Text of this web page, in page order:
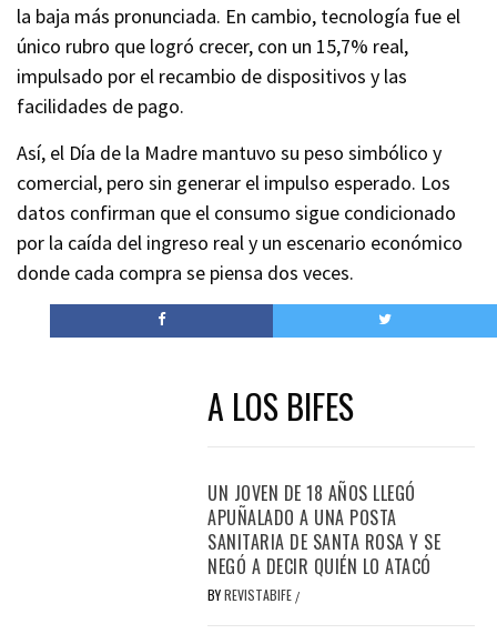
la baja más pronunciada. En cambio, tecnología fue el
único rubro que logró crecer, con un 15,7% real,
impulsado por el recambio de dispositivos y las
facilidades de pago.
Así, el Día de la Madre mantuvo su peso simbólico y
comercial, pero sin generar el impulso esperado. Los
datos confirman que el consumo sigue condicionado
por la caída del ingreso real y un escenario económico
donde cada compra se piensa dos veces.
A LOS BIFES
UN JOVEN DE 18 AÑOS LLEGÓ
APUÑALADO A UNA POSTA
SANITARIA DE SANTA ROSA Y SE
NEGÓ A DECIR QUIÉN LO ATACÓ
BYREVISTABIFE /